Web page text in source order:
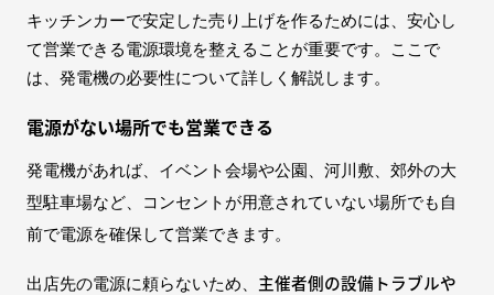
キッチンカーで安定した売り上げを作るためには、安心し
て営業できる電源環境を整えることが重要です。ここで
は、発電機の必要性について詳しく解説します。
電源がない場所でも営業できる
発電機があれば、イベント会場や公園、河川敷、郊外の大
型駐車場など、コンセントが用意されていない場所でも自
前で電源を確保して営業できます。
出店先の電源に頼らないため、 主催者側の設備トラブルや